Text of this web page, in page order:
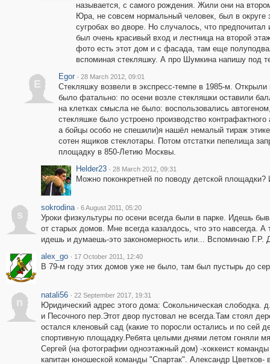
называется, с самого рождения. Жили они на
Юра, не совсем нормальный человек, был в округе
сугробах во дворе. Но случалось, что
был очень красивый вход и лестница на второй
фото есть этот дом и с фасада, там еще
вспоминая стекляшку. А про Шумкина напишу под
E
Egor · 28 March 2012, 09:01
Стекляшку возвели в экспресс-темпе в 1985-м.
было фатально: по осени возле стекляшки оставили
на клетках смысла не было: воспользовались
стекляшке было устроено производство
а бойцы особо не спешили)я нашёл немалый тираж
сотен ящиков стеклотары. Потом отстатки пепелища
площадку в 850-Летию Москвы.
Helder23 · 28 March 2012, 09:31
Можно поконкретней по поводу детской
s
sokrodina · 6 August 2011, 05:20
Уроки физкультуры по осени всегда были в парке. Идешь
от старых домов. Мне всегда казалдось, что это навсегда.
идешь и думаешь-это закономерность или... Вспоминаю Г.Р.
alex_go · 17 October 2011, 12:40
В 79-м году этих домов уже не было, там был пустырь до
n
natali56 · 22 September 2017, 19:31
Юридический адрес этого дома: Сокольническая слободка.
и Песочного пер.Этот двор пустовал не всегда.Там стоял
остался кленовый сад (какие то поросли остались и по сей
спортивную площадку.Ребята целыми днями летом гоняли
Сергей (на фотографии одноэтажный дом) -хоккеист
капитан юношеской команды "Спартак". Александр Цветков-